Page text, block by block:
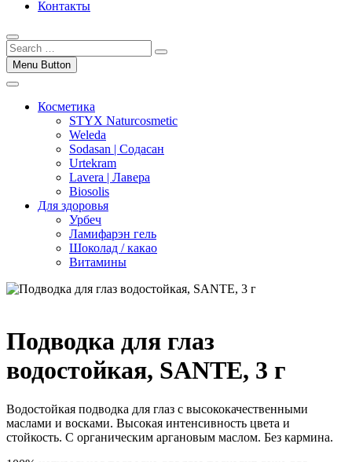
Контакты
Menu Button
Косметика
STYX Naturcosmetic
Weleda
Sodasan | Содасан
Urtekram
Lavera | Лавера
Biosolis
Для здоровья
Урбеч
Ламифарэн гель
Шоколад / какао
Витамины
Подводка для глаз
водостойкая, SANTE, 3 г
Водостойкая подводка для глаз с высококачественными
маслами и восками. Высокая интенсивность цвета и
стойкость. С органическим аргановым маслом. Без кармина.